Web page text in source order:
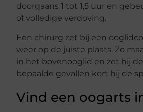
doorgaans 1 tot 1,5 uur en
of volledige verdoving.
Een chirurg zet bij een
weer op de juiste plaats. Zo
in het bovenooglid en zet hij
bepaalde gevallen kort hij de
Vind een oogarts